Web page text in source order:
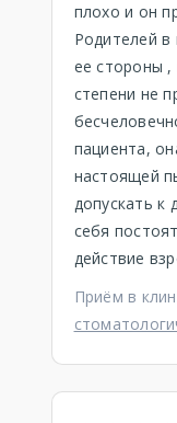
плохо и он
Родителей в
ее стороны
степени не
пациента,
настоящей
допускать к
себя
действие
Приём в